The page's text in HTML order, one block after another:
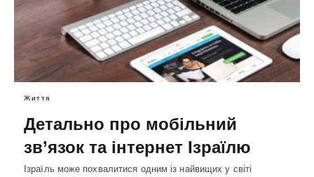
Життя
Детально про мобільний
зв’язок та інтернет Ізраїлю
Ізраїль може похвалитися одним із найвищих у світі